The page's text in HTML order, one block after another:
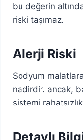
bu değerin
riski taşımaz.
Alerji Riski
Sodyum
nadirdir. ancak,
sistemi
Detaylı